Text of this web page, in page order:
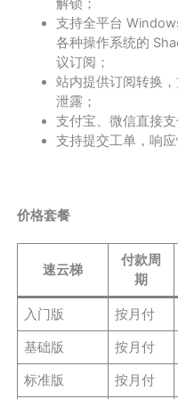
解锁；
支持全平台
各种操作系统的
议订阅；
站内提供订阅转换
泄露；
支付宝、微信直接支
支持提交工单，响
价格套餐
速云梯
付款周
期
入门版 按月付
基础版 按月付
标准版 按月付